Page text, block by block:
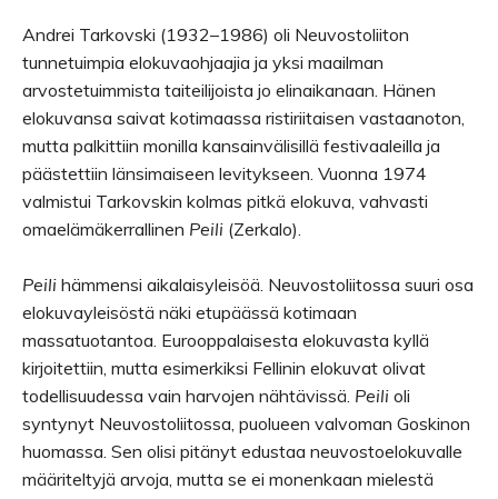
Andrei Tarkovski (1932–1986) oli Neuvostoliiton
tunnetuimpia elokuvaohjaajia ja yksi maailman
arvostetuimmista taiteilijoista jo elinaikanaan. Hänen
elokuvansa saivat kotimaassa ristiriitaisen vastaanoton,
mutta palkittiin monilla kansainvälisillä festivaaleilla ja
päästettiin länsimaiseen levitykseen. Vuonna 1974
valmistui Tarkovskin kolmas pitkä elokuva, vahvasti
omaelämäkerrallinen Peili (Zerkalo).
Peili hämmensi aikalaisyleisöä. Neuvostoliitossa suuri osa
elokuvayleisöstä näki etupäässä kotimaan
massatuotantoa. Eurooppalaisesta elokuvasta kyllä
kirjoitettiin, mutta esimerkiksi Fellinin elokuvat olivat
todellisuudessa vain harvojen nähtävissä. Peili oli
syntynyt Neuvostoliitossa, puolueen valvoman Goskinon
huomassa. Sen olisi pitänyt edustaa neuvostoelokuvalle
määriteltyjä arvoja, mutta se ei monenkaan mielestä